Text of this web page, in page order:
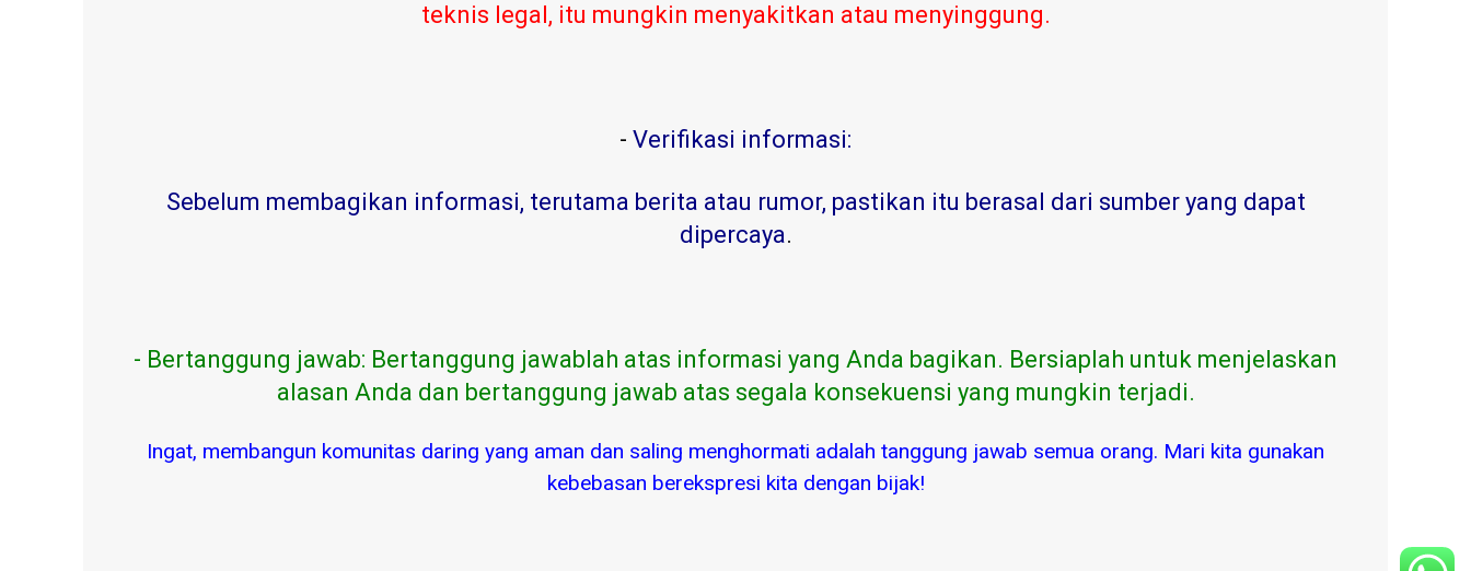
teknis legal, itu mungkin menyakitkan atau menyinggung.
- Verifikasi informasi:
Sebelum membagikan informasi, terutama berita atau rumor, pastikan itu berasal dari sumber yang dapat
dipercaya.
- Bertanggung jawab: Bertanggung jawablah atas informasi yang Anda bagikan. Bersiaplah untuk menjelaskan
alasan Anda dan bertanggung jawab atas segala konsekuensi yang mungkin terjadi.
Ingat, membangun komunitas daring yang aman dan saling menghormati adalah tanggung jawab semua orang. Mari kita gunakan
kebebasan berekspresi kita dengan bijak!